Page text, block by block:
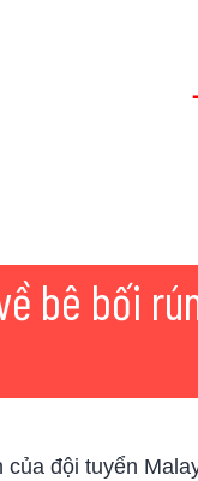
bê bối
đội tuyển